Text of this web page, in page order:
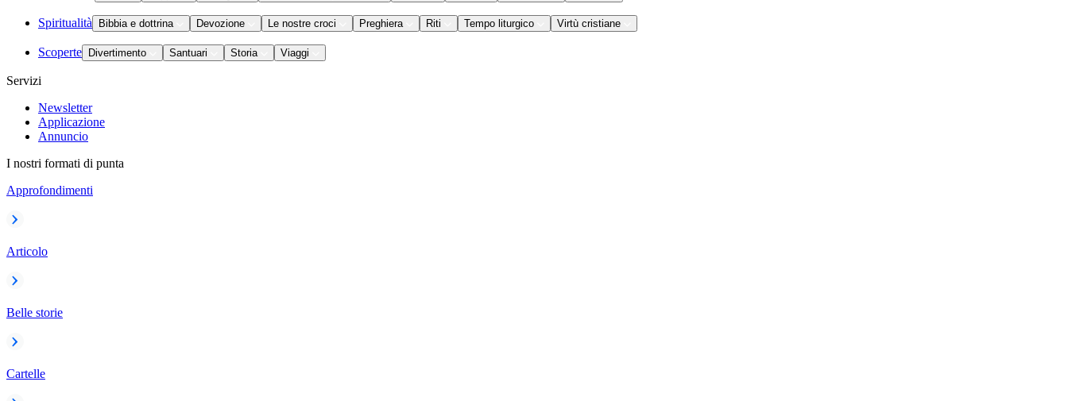
Spiritualità Bibbia e dottrina Devozione Le nostre croci Preghiera Riti Tempo liturgico Virtù cristiane
Scoperte Divertimento Santuari Storia Viaggi
Servizi
Newsletter
Applicazione
Annuncio
I nostri formati di punta
Approfondimenti
Articolo
Belle storie
Cartelle